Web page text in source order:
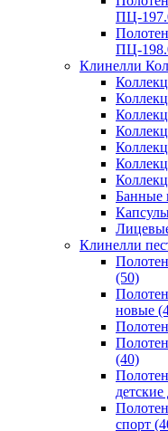
ПЦ-
ПЦ-
Клинелли
Банные
Клинелли
(50)
новые
(40)
спорт